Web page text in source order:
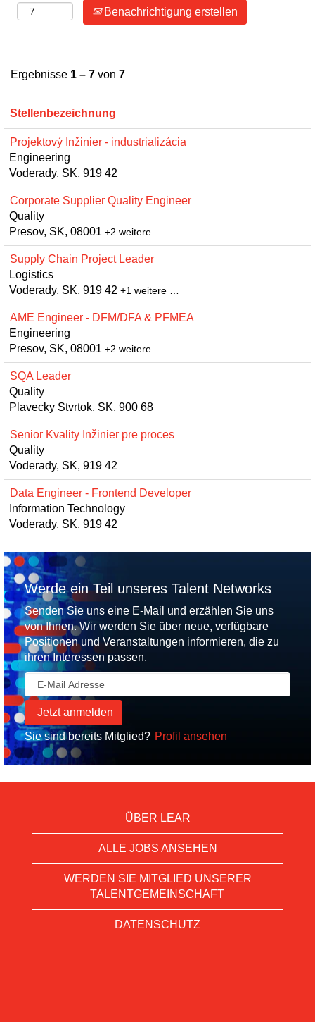
Benachrichtigung erstellen
Ergebnisse 1 – 7 von 7
Stellenbezeichnung
Projektový Inžinier - industrializácia
Engineering
Voderady, SK, 919 42
Corporate Supplier Quality Engineer
Quality
Presov, SK, 08001 +2 weitere …
Supply Chain Project Leader
Logistics
Voderady, SK, 919 42 +1 weitere …
AME Engineer - DFM/DFA & PFMEA
Engineering
Presov, SK, 08001 +2 weitere …
SQA Leader
Quality
Plavecky Stvrtok, SK, 900 68
Senior Kvality Inžinier pre proces
Quality
Voderady, SK, 919 42
Data Engineer - Frontend Developer
Information Technology
Voderady, SK, 919 42
Werde ein Teil unseres Talent Networks
Senden Sie uns eine E-Mail und erzählen Sie uns
von Ihnen. Wir werden Sie über neue, verfügbare
Positionen und Veranstaltungen informieren, die zu
ihren Interessen passen.
Sie sind bereits Mitglied? Profil ansehen
ÜBER LEAR
ALLE JOBS ANSEHEN
WERDEN SIE MITGLIED UNSERER
TALENTGEMEINSCHAFT
DATENSCHUTZ